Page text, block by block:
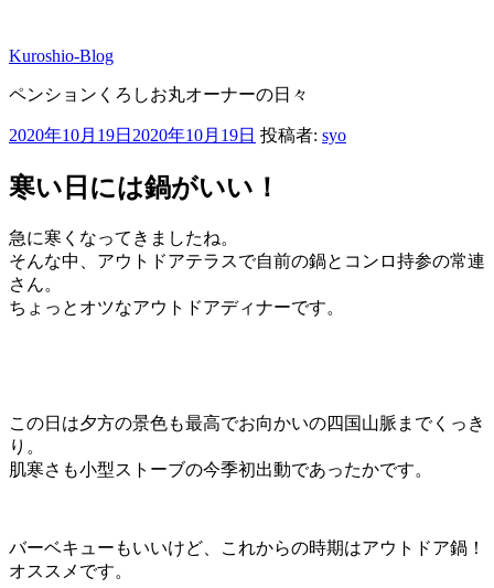
テ
ン
へ
キ
ッ
プ
Kuroshio-Blog
ペンションくろしお丸オーナーの日々
投
日:
2020年10月19日 2020年10月19日 投稿者: syo
寒い日には鍋がいい！
急に寒くなってきましたね。
そんな中、アウトドアテラスで自前の鍋とコンロ持参の常連
さん。
ちょっとオツなアウトドアディナーです。
この日は夕方の景色も最高でお向かいの四国山脈までくっき
り。
肌寒さも小型ストーブの今季初出動であったかです。
バーベキューもいいけど、これからの時期はアウトドア鍋！
オススメです。